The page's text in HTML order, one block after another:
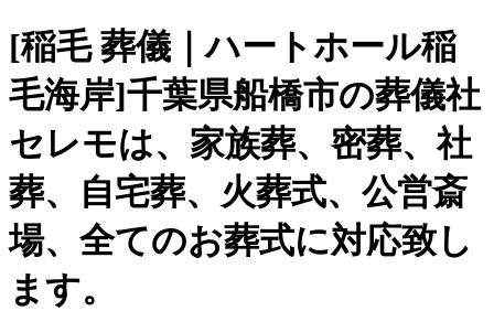
[稲毛 葬儀｜ハートホール稲
毛海岸]千葉県船橋市の葬儀社
セレモは、家族葬、密葬、社
葬、自宅葬、火葬式、公営斎
場、全てのお葬式に対応致し
ます。